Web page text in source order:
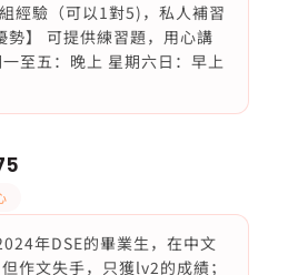
經驗（可以1對5)，私人補習
勢】 可提供練習題，用心講
至五：晚上 星期六日：早上
年DSE的畢業生，在中文
作文失手，只獲lv2的成績；